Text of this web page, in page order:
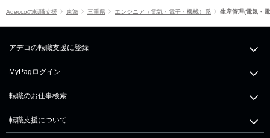
Adeccoの転職支援 東海 三重県 エンジニア（電気・電子・機械）系 生産管理(電気・
アデコの転職支援に登録
MyPagログイン
転職のお仕事検索
転職支援について